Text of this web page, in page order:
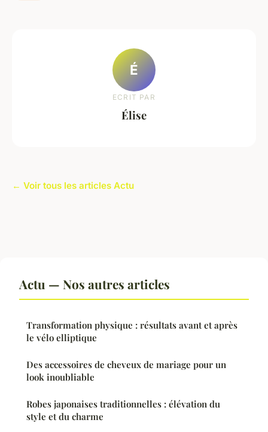
É
ECRIT PAR
Élise
← Voir tous les articles Actu
Actu — Nos autres articles
Transformation physique : résultats avant et après
le vélo elliptique
Des accessoires de cheveux de mariage pour un
look inoubliable
Robes japonaises traditionnelles : élévation du
style et du charme